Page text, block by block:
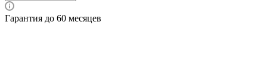
Гарантия до 60 месяцев